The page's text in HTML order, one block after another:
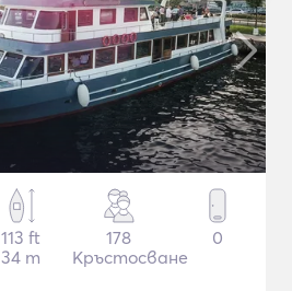
113 ft
34 m
178
Кръстосване
0